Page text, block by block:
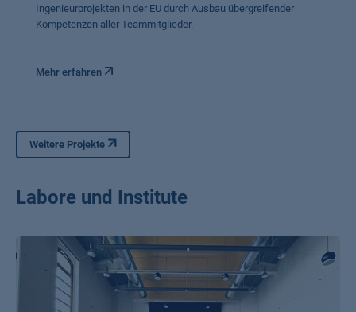
Ingenieurprojekten in der EU durch Ausbau übergreifender
Kompetenzen aller Teammitglieder.
Mehr erfahren
Weitere Projekte
Labore und Institute